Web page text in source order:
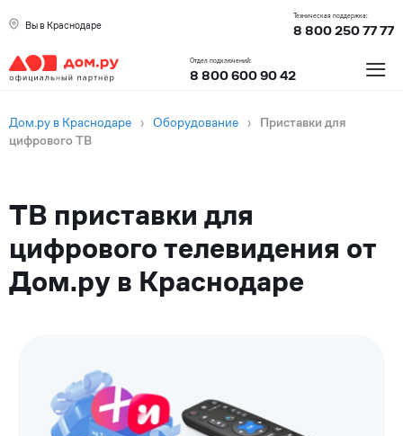
Вы в Краснодаре
Техническая поддержка:
8 800 250 77 77
Отдел подключений:
8 800 600 90 42 ≡
Дом.ру в Краснодаре › Оборудование ›
Приставки для
цифрового ТВ
ТВ приставки для
цифрового телевидения от
Дом.ру в Краснодаре